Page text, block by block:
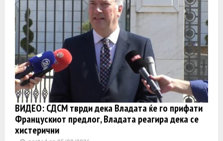
ВИДЕО: СДСМ тврди дека Владата ќе го прифати
Францускиот предлог, Владата реагира дека се
хистерични